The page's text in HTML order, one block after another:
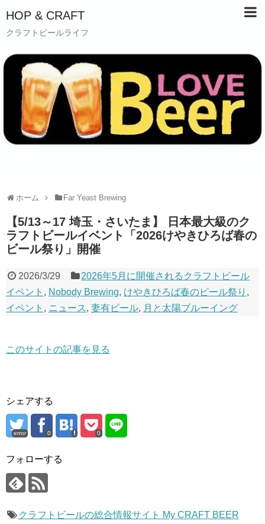
HOP & CRAFT
クラフトビールライフ
ホーム Far Yeast Brewing
【5/13～17 埼玉・さいたま】 日本最大級のク
ラフトビールイベント「2026けやきひろば春の
ビール祭り」開催
2026/3/29
2026年5月に開催されるクラフトビール
イベント , Nobody Brewing, けやきひろば春のビール祭り ,
イベント , ニュース, 妻有ビール, 月と太陽ブルーイング
このサイトの記事を見る
シェアする
error 0 0
フォローする
クラフトビールの総合情報サイト My CRAFT BEER